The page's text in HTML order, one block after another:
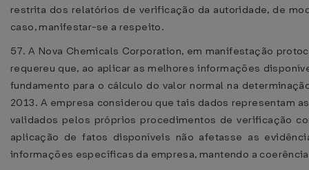
restrita dos relatórios de verificação da autoridade, de
caso, manifestar-se a respeito.
57. A Nova Chemicals Corporation, em manifestação
requereu que, ao aplicar as melhores informações
fundamento para o cálculo do valor normal na
2013. A empresa considerou que tais dados representam
validados pelos próprios procedimentos de verificação
aplicação de fatos disponíveis não afetasse as
informações específicas da empresa, mantendo a